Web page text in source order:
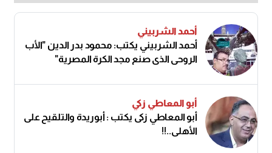
أحمد الشربيني
أحمد الشربيني يكتب: محمود بدر الدين "الأب
الروحي الذي صنع مجد الكرة المصرية"
أبو المعاطي زكي
أبو المعاطي زكى يكتب : أبوريدة والتلقيح على
الأهلى..!!